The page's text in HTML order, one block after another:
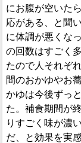
にお腹が空いた
応がある、と聞
に体調が悪くな
の回数はすごく
たので人それぞ
間のおかゆやお
かゆは今後ずっ
た。補食期間が
りすごく味が濃
だ、と効果を実